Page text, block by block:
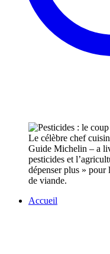
Le célèbre chef
Guide Michelin – a
pesticides et
dépenser plus » pour
de viande.
Accueil